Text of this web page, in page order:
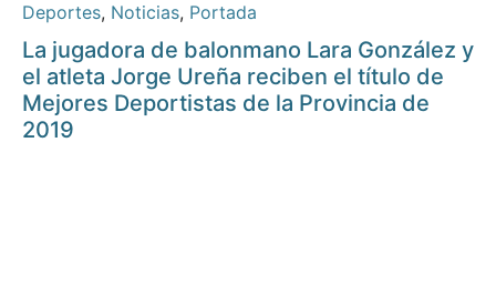
Deportes, Noticias, Portada
La jugadora de balonmano Lara González y
el atleta Jorge Ureña reciben el título de
Mejores Deportistas de la Provincia de
2019